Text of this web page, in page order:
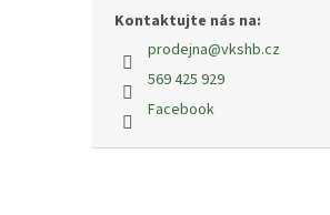
Kontaktujte nás na:
prodejna@vkshb.cz
569 425 929
Facebook